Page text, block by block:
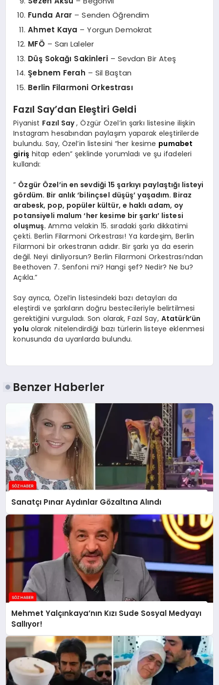
Funda Arar – Senden Öğrendim
Ahmet Kaya – Yorgun Demokrat
MFÖ – Sarı Laleler
Düş Sokağı Sakinleri – Sevdan Bir Ateş
Şebnem Ferah – Sil Baştan
Berlin Filarmoni Orkestrası
Fazıl Say’dan Eleştiri Geldi
Piyanist Fazıl Say, Özgür Özel’in şarkı listesine ilişkin
Instagram hesabından paylaşım yaparak eleştirilerde
bulundu. Say, Özel’in listesini “her kesime pumabet
giriş hitap eden” şeklinde yorumladı ve şu ifadeleri
kullandı:
” Özgür Özel’in en sevdiği 15 şarkıyı paylaştığı listeyi
gördüm. Bir anlık ‘bilinçsel düşüş’ yaşadım. Biraz
arabesk, pop, popüler kültür, e haklı adam, oy
potansiyeli malum ‘her kesime bir şarkı’ listesi
oluşmuş.Amma velakin 15. sıradaki şarkı dikkatimi
çekti. Berlin Filarmoni Orkestrası! Ya kardeşim, Berlin
Filarmoni bir orkestranın adıdır. Bir şarkı ya da eserin
değil. Neyi dinliyorsun? Berlin Filarmoni Orkestrası’ndan
Beethoven 7. Senfoni mi? Hangi şef? Nedir? Ne bu?
Açıkla.”
Say ayrıca, Özel’in listesindeki bazı detayları da
eleştirdi ve şarkıların doğru bestecileriyle belirtilmesi
gerektiğini vurguladı. Son olarak, Fazıl Say, Atatürk’ün
yolu olarak nitelendirdiği bazı türlerin listeye eklenmesi
konusunda da uyarılarda bulundu.
Benzer Haberler
Sanatçı Pınar Aydınlar Gözaltına Alındı
Mehmet Yalçınkaya’nın Kızı Sude Sosyal Medyayı
Sallıyor!